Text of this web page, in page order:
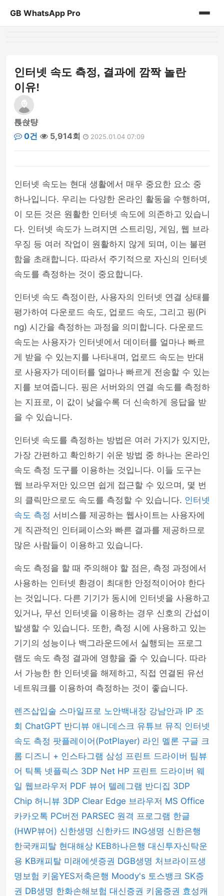
GB WhatsApp Pro
인터넷 속도 측정, 결과에 깜짝 놀란
이유!
튽솭턍
0건
5,914회 2025.01.04 07:09
인터넷 속도는 현대 생활에서 매우 중요한 요소 중
하나입니다. 우리는 다양한 온라인 활동을 수행하며,
이 모든 것은 원활한 인터넷 속도에 의존하고 있습니
다. 인터넷 속도가 느려지면 스트리밍, 게임, 웹 브라
우징 등 여러 작업이 원활하지 않게 되며, 이는 불편
함을 초래합니다. 따라서 주기적으로 자신의 인터넷
속도를 측정하는 것이 중요합니다.
인터넷 속도 측정이란, 사용자의 인터넷 연결 상태를
평가하여 다운로드 속도, 업로드 속도, 그리고 핑(Pi
ng) 시간을 측정하는 과정을 의미합니다. 다운로드
속도는 사용자가 인터넷에서 데이터를 얼마나 빠르
게 받을 수 있는지를 나타내며, 업로드 속도는 반대
로 사용자가 데이터를 얼마나 빠르게 전송할 수 있는
지를 보여줍니다. 핑은 서버와의 연결 속도를 측정하
는 지표로, 이 값이 낮을수록 더 신속하게 응답을 받
을 수 있습니다.
인터넷 속도를 측정하는 방법은 여러 가지가 있지만,
가장 간편하고 확인하기 쉬운 방법 중 하나는 온라인
속도 측정 도구를 이용하는 것입니다. 이들 도구는
웹 브라우저만 있으면 쉽게 접근할 수 있으며, 몇 번
의 클릭만으로도 속도를 측정할 수 있습니다. 인터넷
속도 측정 서비스를 제공하는 웹사이트는 사용자에
게 직관적인 인터페이스와 빠른 결과를 제공하므로
많은 사람들이 이용하고 있습니다.
속도 측정을 할 때 주의해야 할 점은, 측정 과정에서
사용하는 인터넷 환경이 최대한 안정적이어야 한다
는 것입니다. 다른 기기가 동시에 인터넷을 사용하고
있거나, 무선 인터넷을 이용하는 경우 신호의 간섭이
발생할 수 있습니다. 또한, 측정 시에 사용하고 있는
기기의 성능이나 백그라운드에서 실행되는 프로그
램도 속도 측정 결과에 영향을 줄 수 있습니다. 따라
서 가능한 한 인터넷을 해제하고, 직접 연결된 유선
네트워크를 이용하여 측정하는 것이 좋습니다.
렌즈삽입술 스마일프로 노안백내장 강남안과 IP 조
회 ChatGPT 반디뷰 애니데스크 유튜브 뮤직 인터넷
속도 측정 팟플레이어(PotPlayer) 라인 멜론 구글 크
롬 디즈니 + 인스타그램 삼성 프린트 드라이버 팀뷰
어 틱톡 넷플릭스 3DP Net HP 프린트 드라이버 웨
일 웹브라우저 PDF 뷰어 텔레그램 반디집 3DP
Chip 허니뷰 3DP Clear Edge 브라우저 MS Office
카카오톡 PC버전 PARSEC 원격 프로그램 한글
(HWP뷰어) 신한생명 신한카드 ING생명 신한은행
한국캐피탈 현대해상 KEB하나은행 대신투자신탁운
용 KB캐피탈 미래에셋증권 DGB생명 처브라이프생
명보험 키움YES저축은행 Moody's 토스뱅크 SK증
권 DB생명 한화손해보험 대신증권 키움증권 효성캐